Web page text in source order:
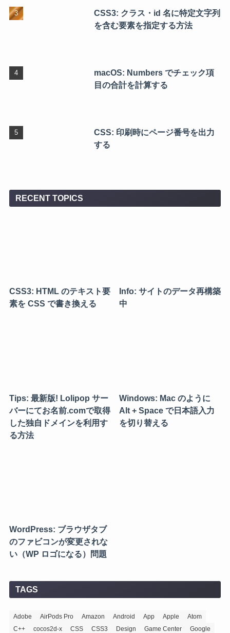
CSS3: クラス・id 名に特定文字列
を含む要素を指定する方法
macOS: Numbers でチェック項
目の合計を計算する
CSS: 印刷時にページ番号を出力
する
RECENT TOPICS
CSS3: HTML のテキスト要
素を CSS で書き換える
Info: サイトのデータ再構築
中
Tips: 最新版! Lolipop サー
バーにてお名前.comで取得
した独自ドメインを利用す
る方法
Windows: Mac のように
Alt + Space で日本語入力
を切り替える
WordPress: ブラウザタブ
のファビコンが変更されな
い（WP ロゴになる）問題
TAGS
Adobe AirPods Pro Amazon Android App Apple
Atom
C++
cocos2d-x CSS CSS3 Design Game Center Google